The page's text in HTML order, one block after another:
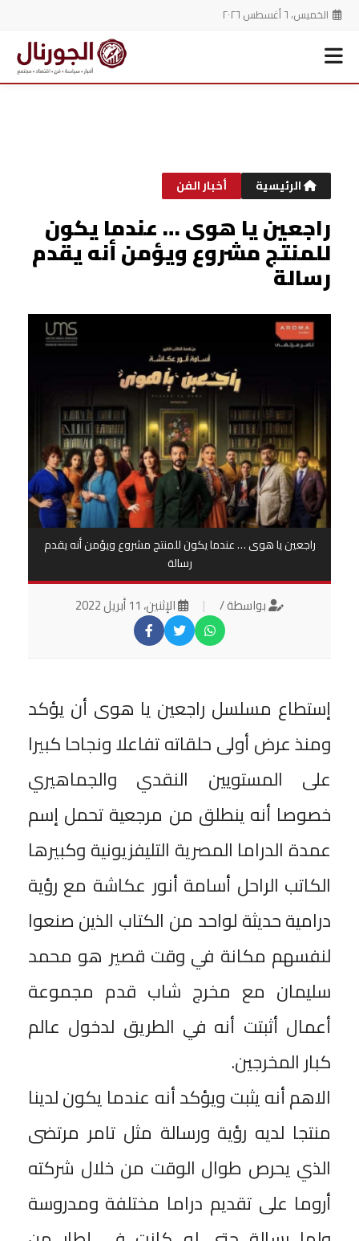
الخميس، ٦ أغسطس ٢٠٢٦
الرئيسية أخبار الفن
‎راجعين يا هوى … عندما يكون
للمنتج مشروع ويؤمن أنه يقدم
رسالة
‎راجعين يا هوى … عندما يكون للمنتج مشروع ويؤمن أنه يقدم
رسالة
بواسطة / | الإثنين، 11 أبريل 2022
‎إستطاع مسلسل راجعين يا هوى أن يؤكد
ومنذ عرض أولى حلقاته تفاعلا ونجاحا كبيرا
على المستويين النقدي والجماهيري
خصوصا أنه ينطلق من مرجعية تحمل إسم
عمدة الدراما المصرية التليفزيونية وكبيرها
الكاتب الراحل أسامة أنور عكاشة مع رؤية
درامية حديثة لواحد من الكتاب الذين صنعوا
لنفسهم مكانة في وقت قصير هو محمد
سليمان مع مخرج شاب قدم مجموعة
أعمال أثبتت أنه في الطريق لدخول عالم
كبار المخرجين.
‎الاهم أنه يثبت ويؤكد أنه عندما يكون لدينا
منتجا لديه رؤية ورسالة مثل تامر مرتضى
الذي يحرص طوال الوقت من خلال شركته
أروما على تقديم دراما مختلفة ومدروسة